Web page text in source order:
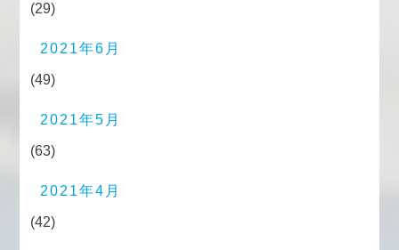
(29)
2021年6月
(49)
2021年5月
(63)
2021年4月
(42)